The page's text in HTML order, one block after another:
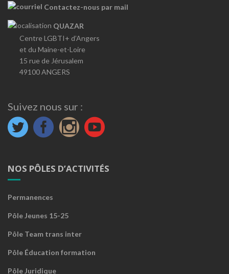
Contactez-nous par mail
QUAZAR
Centre LGBTI+ d’Angers
et du Maine-et-Loire
15 rue de Jérusalem
49100 ANGERS
Suivez nous sur :
NOS PÔLES D’ACTIVITÉS
Permanences
Pôle Jeunes 15-25
Pôle Team trans inter
Pôle Éducation formation
Pôle Juridique